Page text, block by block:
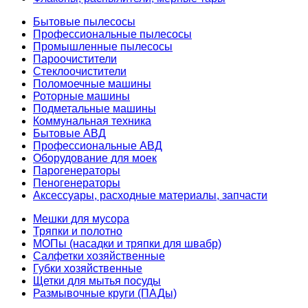
Бытовые пылесосы
Профессиональные пылесосы
Промышленные пылесосы
Пароочистители
Стеклоочистители
Поломоечные машины
Роторные машины
Подметальные машины
Коммунальная техника
Бытовые АВД
Профессиональные АВД
Оборудование для моек
Парогенераторы
Пеногенераторы
Аксессуары, расходные материалы, запчасти
Мешки для мусора
Тряпки и полотно
МОПы (насадки и тряпки для швабр)
Салфетки хозяйственные
Губки хозяйственные
Щетки для мытья посуды
Размывочные круги (ПАДы)